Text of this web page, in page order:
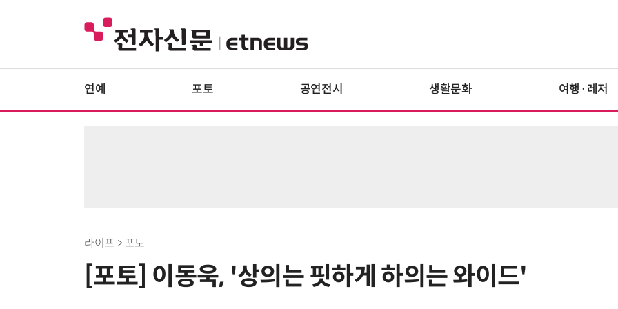
연예 포토 공연전시 생활문화 여행·레저
라이프 > 포토
[포토] 이동욱, '상의는 핏하게 하의는 와이드'